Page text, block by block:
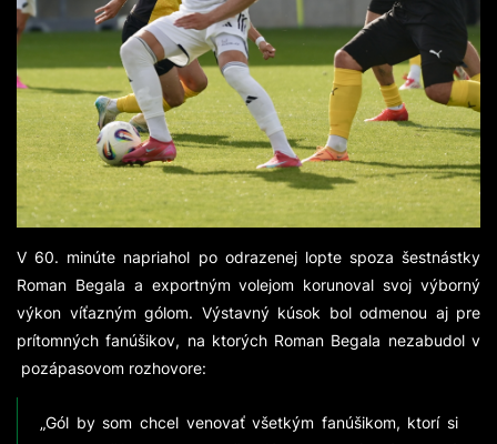
V 60. minúte napriahol po odrazenej lopte spoza šestnástky
Roman Begala a exportným volejom korunoval svoj výborný
výkon víťazným gólom. Výstavný kúsok bol odmenou aj pre
prítomných fanúšikov, na ktorých Roman Begala nezabudol v
pozápasovom rozhovore:
„Gól by som chcel venovať všetkým fanúšikom, ktorí si